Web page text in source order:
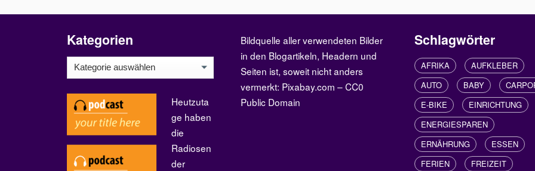
Kategorien
Kategorien
Heutzuta
ge haben
die
Radiosen
der
Bildquelle aller verwendeten Bilder
in den Blogartikeln, Headern und
Seiten ist, soweit nicht anders
vermerkt: Pixabay.com – CC0
Public Domain
Schlagwörter
AFRIKA
AUFKLEBER
AUTO
BABY
E-BIKE
EINRICHTUNG
ENERGIESPAREN
ERNÄHRUNG
ESSEN
FERIEN
FREIZEIT